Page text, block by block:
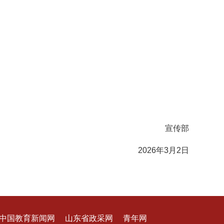
宣传部
2026年3月2日
国教育新闻网 山东省政采网 青年网